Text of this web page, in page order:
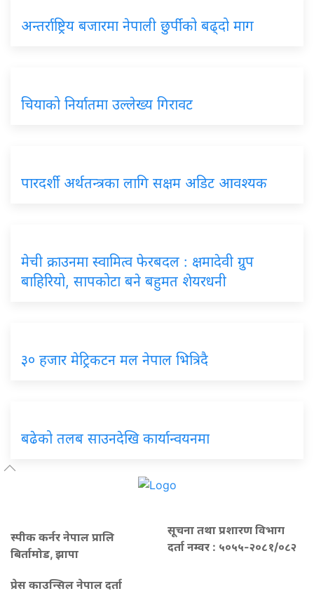
अन्तर्राष्ट्रिय बजारमा नेपाली छुर्पीको बढ्दो माग
चियाको निर्यातमा उल्लेख्य गिरावट
पारदर्शी अर्थतन्त्रका लागि सक्षम अडिट आवश्यक
मेची क्राउनमा स्वामित्व फेरबदल : क्षमादेवी ग्रुप
बाहिरियो, सापकोटा बने बहुमत शेयरधनी
३० हजार मेट्रिकटन मल नेपाल भित्रिदै
बढेको तलब साउनदेखि कार्यान्वयनमा
स्पीक कर्नर नेपाल प्रालि
बिर्तामोड, झापा
प्रेस काउन्सिल नेपाल दर्ता
सूचना तथा प्रशारण विभाग
दर्ता नम्वर : ५०५५-२०८१/०८२